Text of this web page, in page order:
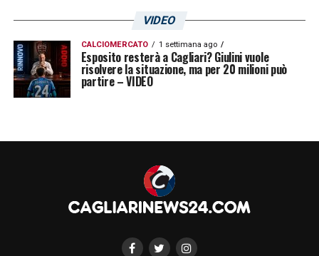
VIDEO
CALCIOMERCATO 1 settimana ago
Esposito resterà a Cagliari? Giulini vuole
risolvere la situazione, ma per 20 milioni può
partire – VIDEO